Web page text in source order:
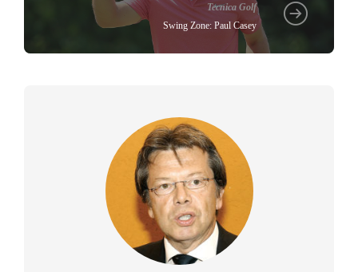
Tecnica Golf
Swing Zone: Paul Casey